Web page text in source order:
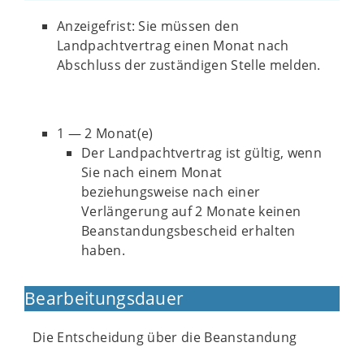
Anzeigefrist: Sie müssen den
Landpachtvertrag einen Monat nach
Abschluss der zuständigen Stelle melden.
1 — 2 Monat(e)
Der Landpachtvertrag ist gültig, wenn
Sie nach einem Monat
beziehungsweise nach einer
Verlängerung auf 2 Monate keinen
Beanstandungsbescheid erhalten
haben.
Bearbeitungsdauer
Die Entscheidung über die Beanstandung